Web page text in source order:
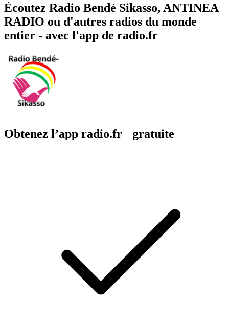
Écoutez Radio Bendé Sikasso, ANTINEA
RADIO ou d'autres radios du monde
entier - avec l'app de radio.fr
Obtenez l’app radio.fr gratuite